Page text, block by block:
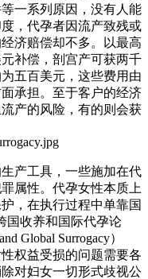
一系列原因，没有人能
，代孕者因流产致残或
济赔偿却不多。以最高
补偿，剖宫产可获两千
五百美元，这些费用由
承担。至于客户的经济
产的风险，有的则会获
产工具，一些施加在代
属性。代孕女性本质上
，在执行过程中单靠国
国收养和国际代孕论
Global Surrogacy）
权益受损的问题需要各
对妇女一切形式歧视公